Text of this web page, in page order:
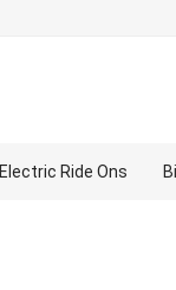
Electric Ride Ons